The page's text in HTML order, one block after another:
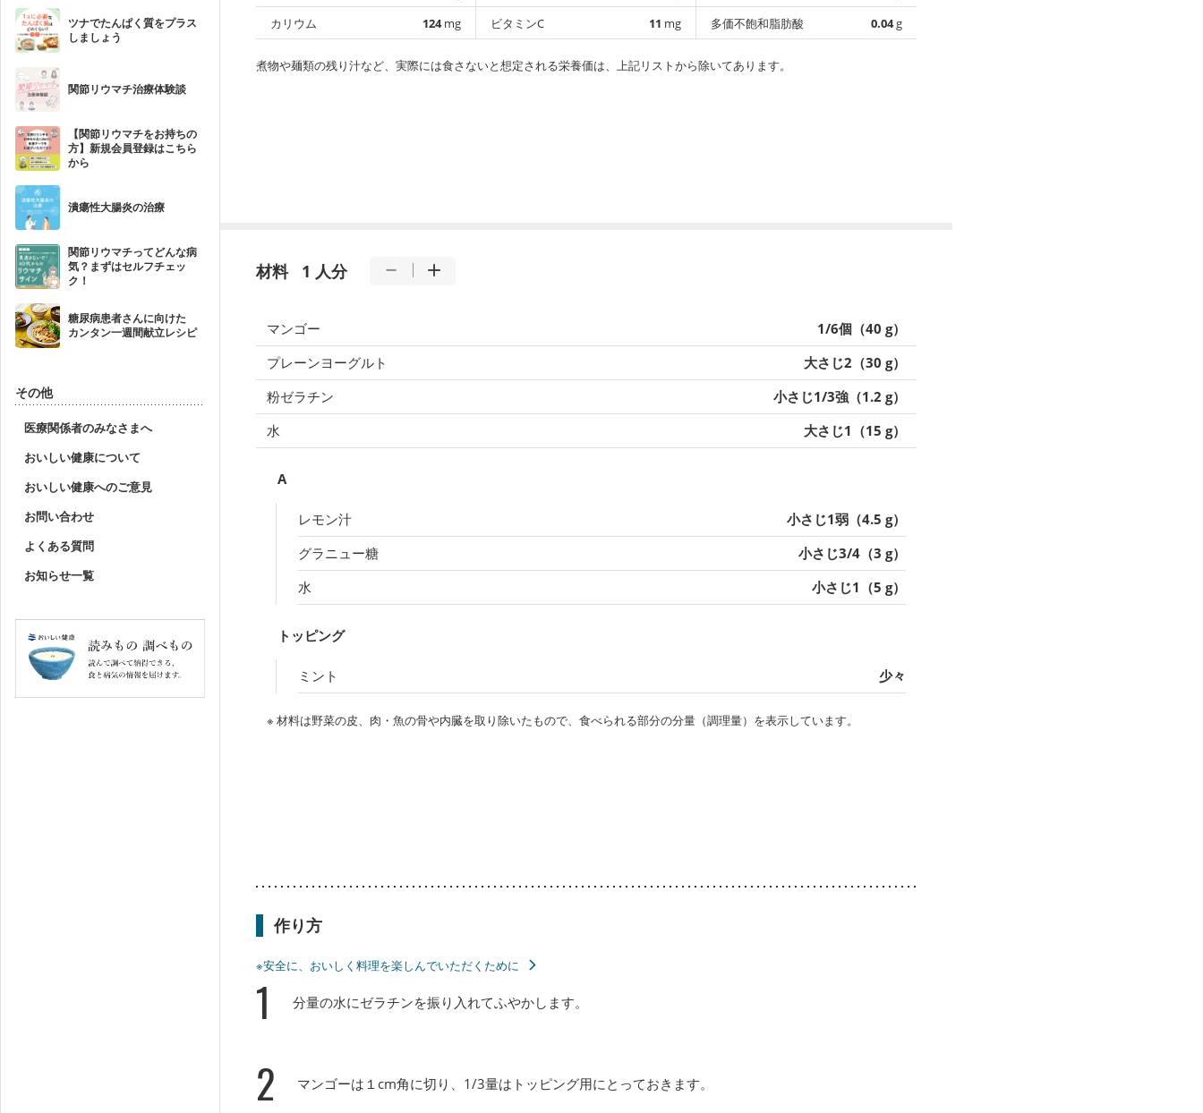
ツナでたんぱく質をプラス
しましょう
関節リウマチ治療体験談
【関節リウマチをお持ちの
方】新規会員登録はこちら
から
潰瘍性大腸炎の治療
関節リウマチってどんな病
気？まずはセルフチェッ
ク！
糖尿病患者さんに向けた
カンタン一週間献立レシピ
その他
医療関係者のみなさまへ
おいしい健康について
おいしい健康へのご意見
お問い合わせ
よくある質問
お知らせ一覧
カリウム
124mg
ビタミンC
11 mg
多価不飽和脂肪酸
0.04g
煮物や麺類の残り汁など、実際には食さないと想定される栄養価は、上記リストから除いてあります。
材料 1 人分
マンゴー
1/6個（40 g）
プレーンヨーグルト
大さじ2（30 g）
粉ゼラチン
小さじ1/3強（1.2 g）
水
大さじ1（15 g）
A
レモン汁
小さじ1弱（4.5 g）
グラニュー糖
小さじ3/4（3 g）
水
小さじ1（5 g）
トッピング
ミント 少々
※ 材料は野菜の皮、肉・魚の骨や内臓を取り除いたもので、食べられる部分の分量（調理量）を表示しています。
作り方
※安全に、おいしく料理を楽しんでいただくために
1 分量の水にゼラチンを振り入れてふやかします。
2 マンゴーは１cm角に切り、1/3量はトッピング用にとっておきます。